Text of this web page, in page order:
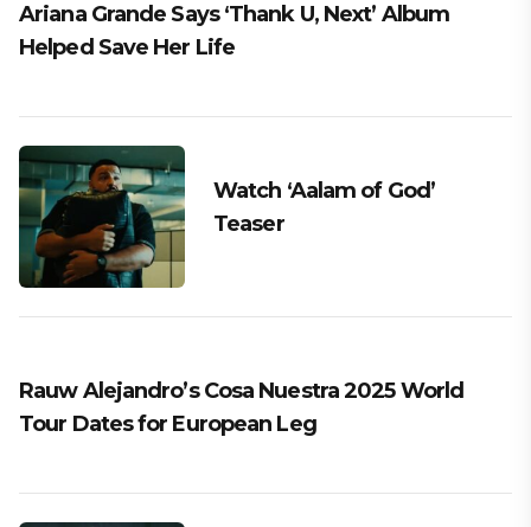
Ariana Grande Says ‘Thank U, Next’ Album
Helped Save Her Life
Watch ‘Aalam of God’
Teaser
Rauw Alejandro’s Cosa Nuestra 2025 World
Tour Dates for European Leg